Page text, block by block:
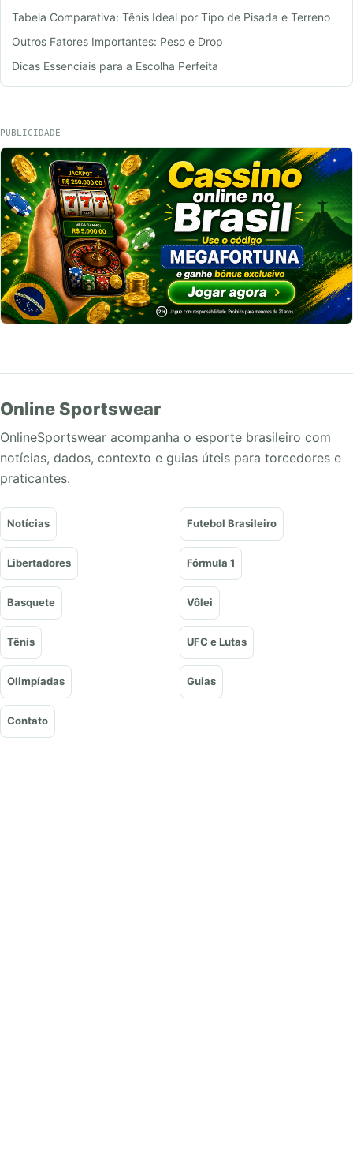
Tabela Comparativa: Tênis Ideal por Tipo de Pisada e Terreno
Outros Fatores Importantes: Peso e Drop
Dicas Essenciais para a Escolha Perfeita
PUBLICIDADE
Online Sportswear
OnlineSportswear acompanha o esporte brasileiro com
notícias, dados, contexto e guias úteis para torcedores e
praticantes.
Notícias Futebol Brasileiro
Libertadores Fórmula 1
Basquete Vôlei
Tênis UFC e Lutas
Olimpíadas Guias
Contato